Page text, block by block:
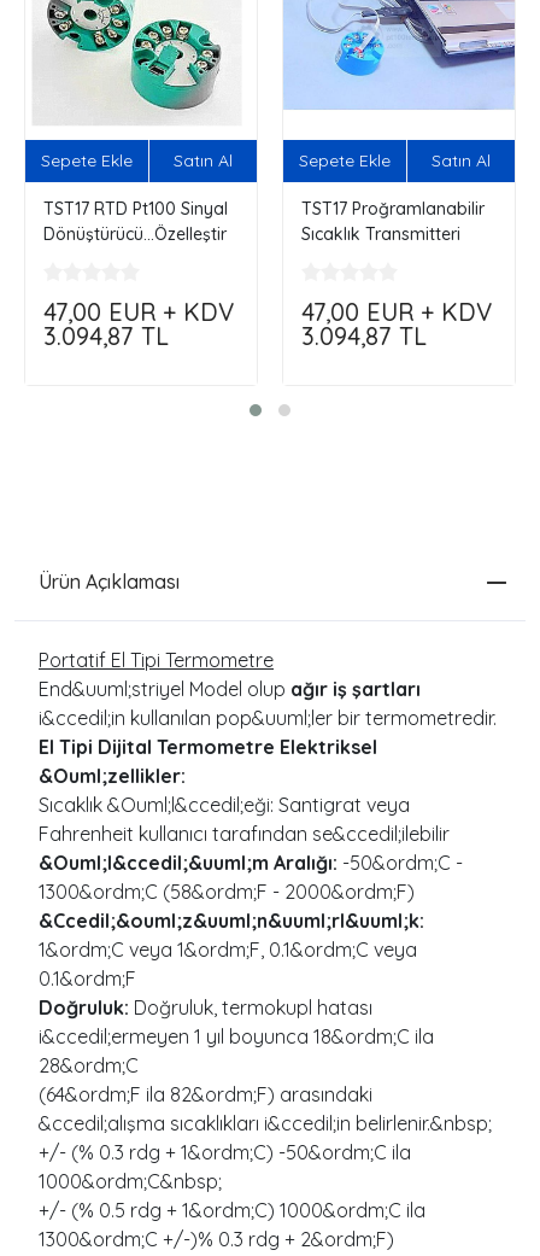
TST17 RTD Pt100 Sinyal
Dönüştürücü...Özelleştir
47,00 EUR + KDV
3.094,87 TL
Sepete Ekle Satın Al
TST17 Proğramlanabilir
Sıcaklık Transmitteri
47,00 EUR + KDV
3.094,87 TL
Sepete Ekle Satın Al
Ürün Açıklaması
Portatif El Tipi Termometre
End&uuml;striyel Model olup ağır iş şartları
i&ccedil;in kullanılan pop&uuml;ler bir termometredir.
El Tipi Dijital Termometre Elektriksel
&Ouml;zellikler:
Sıcaklık &Ouml;l&ccedil;eği: Santigrat veya
Fahrenheit kullanıcı tarafından se&ccedil;ilebilir
&Ouml;l&ccedil;&uuml;m Aralığı: -50&ordm;C -
1300&ordm;C (58&ordm;F - 2000&ordm;F)
&Ccedil;&ouml;z&uuml;n&uuml;rl&uuml;k:
1&ordm;C veya 1&ordm;F, 0.1&ordm;C veya
0.1&ordm;F
Doğruluk: Doğruluk, termokupl hatası
i&ccedil;ermeyen 1 yıl boyunca 18&ordm;C ila
28&ordm;C
(64&ordm;F ila 82&ordm;F) arasındaki
&ccedil;alışma sıcaklıkları i&ccedil;in belirlenir.&nbsp;
+/- (% 0.3 rdg + 1&ordm;C) -50&ordm;C ila
1000&ordm;C&nbsp;
+/- (% 0.5 rdg + 1&ordm;C) 1000&ordm;C ila
1300&ordm;C +/-)% 0.3 rdg + 2&ordm;F)